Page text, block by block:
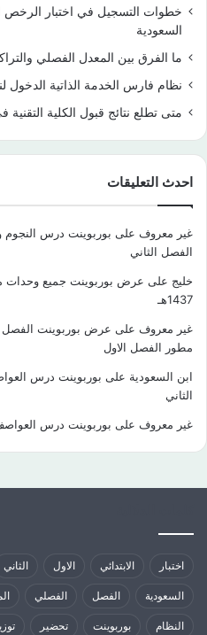
خطوات التسجيل في اختبار الرخص
السعودية
ما الفرق بين المعدل الفصلي
نظام فارس الخدمة الذاتية الدخول
متى تطلع نتائج قبول الكلية التقنية في
احدث التعليقات
غير معروف على بوربوينت درس النجوم
الفصل الثاني
خليج على عرض بوربوينت جميع وحدات
1437هـ
غير معروف على عرض بوربوينت الفصل
مطور الفصل الاول
ابن السعودية على بوربوينت درس
الثاني
غير معروف على بوربوينت درس
اختبار الابتدائي الاول الثاني
السعودية الفصل الفصلي
النظام بوربوينت تحضير